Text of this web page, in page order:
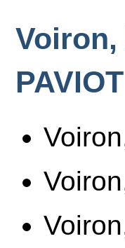
Voiron,
PAVIOT